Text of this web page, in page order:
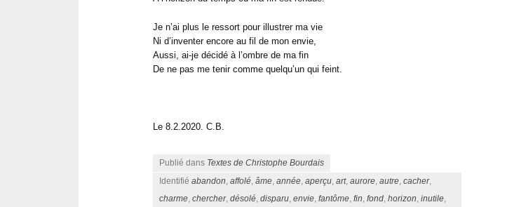
Je n’ai plus le ressort pour illustrer ma vie
Ni d’inventer encore au fil de mon envie,
Aussi, ai-je décidé à l’ombre de ma fin
De ne pas me tenir comme quelqu’un qui feint.
Le 8.2.2020. C.B.
Publié dans Textes de Christophe Bourdais
Identifié abandon affolé âme année aperçu art, aurore autre cacher,
charme chercher, désolé disparu envie fantôme fin fond horizon inutile